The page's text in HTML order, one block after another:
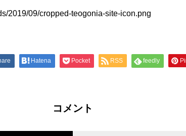
2019/09/cropped-teogonia-site-icon.png
Hatena Pocket RSS feedly
コメント